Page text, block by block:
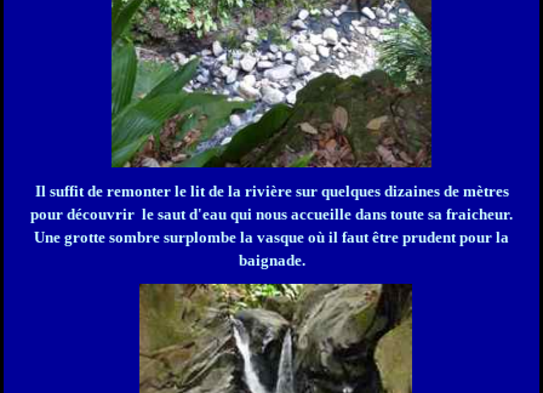
Il suffit de remonter le lit de la rivière sur quelques dizaines de mètres
pour découvrir le saut d'eau qui nous accueille dans toute sa fraicheur.
Une grotte sombre surplombe la vasque où il faut être prudent pour la
baignade.